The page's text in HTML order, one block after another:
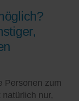
Personen zum
nur,